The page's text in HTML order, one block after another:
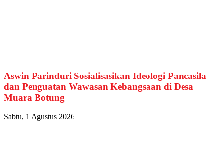
Aswin Parinduri Sosialisasikan Ideologi Pancasila
dan Penguatan Wawasan Kebangsaan di Desa
Muara Botung
Sabtu, 1 Agustus 2026